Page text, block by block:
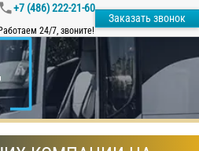
+7 (486) 222-21-60
Работаем 24/7, звоните!
Заказать звонок